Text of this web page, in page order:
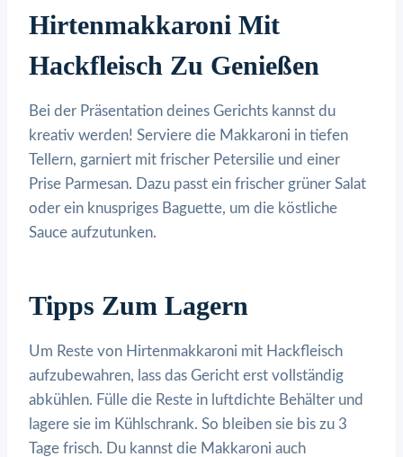
Hirtenmakkaroni Mit
Hackfleisch Zu Genießen
Bei der Präsentation deines Gerichts kannst du
kreativ werden! Serviere die Makkaroni in tiefen
Tellern, garniert mit frischer Petersilie und einer
Prise Parmesan. Dazu passt ein frischer grüner Salat
oder ein knuspriges Baguette, um die köstliche
Sauce aufzutunken.
Tipps Zum Lagern
Um Reste von Hirtenmakkaroni mit Hackfleisch
aufzubewahren, lass das Gericht erst vollständig
abkühlen. Fülle die Reste in luftdichte Behälter und
lagere sie im Kühlschrank. So bleiben sie bis zu 3
Tage frisch. Du kannst die Makkaroni auch